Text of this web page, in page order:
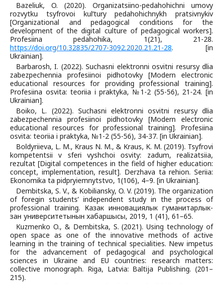
Bazeliuk, O. (2020). Organizatsiino-pedahohichni umovy
rozvytku tsyfrovoi kulʹtury pedahohichnykh pratsivnykiv
[Organizational and pedagogical conditions for the
development of the digital culture of pedagogical workers].
Profesiina pedahohika, 1(21), 21-28.
https://doi.org/10.32835/2707-3092.2020.21.21-28. [in
Ukrainian].
Barbarosh, I. (2022). Suchasni elektronni osvitni resursy dlia
zabezpechennia profesiinoi pidhotovky [Modern electronic
educational resources for providing professional training].
Profesiina osvita: teoriia i praktyka, №1-2 (55-56), 21-24. [in
Ukrainian].
Boiko, L. (2022). Suchasni elektronni osvitni resursy dlia
zabezpechennia profesiinoi pidhotovky [Modern electronic
educational resources for professional training]. Profesiina
osvita: teoriia i praktyka, №1-2 (55-56), 34-37. [in Ukrainian].
Boldyriieva, L. M., Kraus N. M., & Kraus, K. M. (2019). Tsyfrovi
kompetentsii v sferi vyshchoi osvity: zadum, realizatsiia,
rezultat [Digital competences in the field of higher education:
concept, implementation, result]. Derzhava ta rehion. Seriia:
Ekonomika ta pidpryiemnytstvo, 1(106), 4–9. [in Ukrainian].
Dembitska, S. V., & Kobiliansky, O. V. (2019). The organization
of foregin students’ independent study in the process of
professional training. Казак инновациялык гуманитарлык-
зан университетынын хабаршысы, 2019, 1 (41), 61–65.
Kuzmenko O., & Dembitska, S. (2021). Using technology of
open space as one of the innovative methods of active
learning in the training of technical specialities. New impetus
for the advancement of pedagogical and psychological
sciences in Ukraine and EU countries: research matters:
collective monograph. Riga, Latvia: Baltija Publishing. (201–
215).